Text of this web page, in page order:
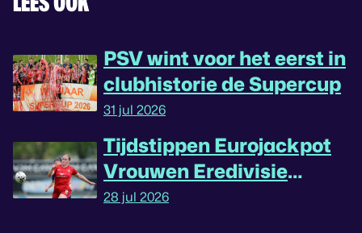
PSV wint voor het eerst in
clubhistorie de Supercup
31 jul 2026
Tijdstippen Eurojackpot
Vrouwen Eredivisie
omgedraaid
28 jul 2026